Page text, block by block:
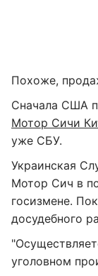
Похоже,
Сначала США
Мотор Сичи
уже СБУ.
Украинская
Мотор Сич в
госизмене.
досудебного
уголовном